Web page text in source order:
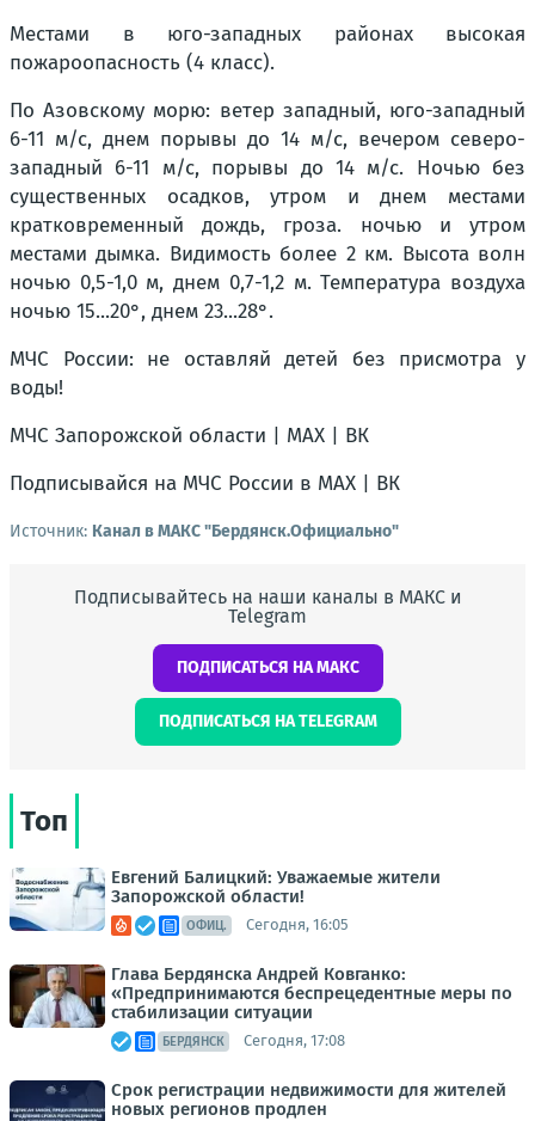
Местами в юго-западных районах высокая
пожароопасность (4 класс).
По Азовскому морю: ветер западный, юго-западный
6-11 м/с, днем порывы до 14 м/с, вечером северо-
западный 6-11 м/с, порывы до 14 м/с. Ночью без
существенных осадков, утром и днем местами
кратковременный дождь, гроза. ночью и утром
местами дымка. Видимость более 2 км. Высота волн
ночью 0,5-1,0 м, днем 0,7-1,2 м. Температура воздуха
ночью 15...20°, днем 23...28°.
МЧС России: не оставляй детей без присмотра у
воды!
МЧС Запорожской области | MAX | ВК
Подписывайся на МЧС России в MAX | ВК
Источник: Канал в МАКС "Бердянск.Официально"
Подписывайтесь на наши каналы в МАКС и
Telegram
ПОДПИСАТЬСЯ НА МАКС
ПОДПИСАТЬСЯ НА TELEGRAM
Топ
Евгений Балицкий: Уважаемые жители
Запорожской области!
ОФИЦ. Сегодня, 16:05
Глава Бердянска Андрей Ковганко:
«Предпринимаются беспрецедентные меры по
стабилизации ситуации
БЕРДЯНСК Сегодня, 17:08
Срок регистрации недвижимости для жителей
новых регионов продлен